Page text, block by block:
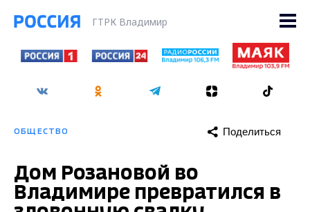
ГТРК Владимир
ОБЩЕСТВО Поделиться
Дом Розановой во
Владимире превратился в